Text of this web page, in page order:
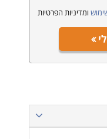
ומדיניות הפרטיות